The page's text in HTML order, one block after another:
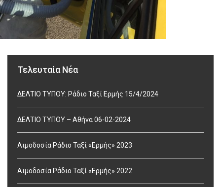
Τελευταία Νέα
ΔΕΛΤΙΟ ΤΥΠΟΥ: Ράδιο Ταξί Ερμής 15/4/2024
ΔΕΛΤΙΟ ΤΥΠΟΥ – Αθήνα 06-02-2024
Αιμοδοσία Ράδιο Ταξί «Ερμής» 2023
Αιμοδοσία Ράδιο Ταξί «Ερμής» 2022